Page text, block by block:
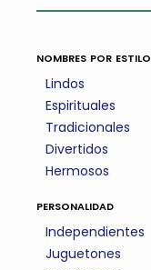
nombres por estilo
Lindos
Espirituales
Tradicionales
Divertidos
Hermosos
personalidad
Independientes
Juguetones